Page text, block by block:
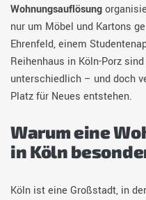
Wohnungsauflösung
nur um Möbel und Kartons
Ehrenfeld, einem
Reihenhaus in Köln-Porz
unterschiedlich – und doch
Platz für Neues entstehen.
Warum eine
in Köln
Köln ist eine Großstadt, in